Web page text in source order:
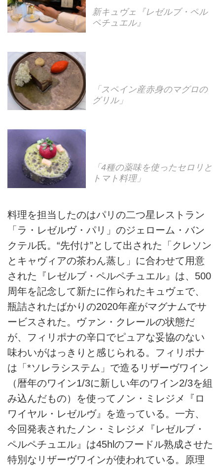
新キュヴェ『レゼルブ・ペル
ペチュエル』
「スペイン産赤身のマグロの
グリル」
「4種の薬味を使ったセロリと
トマト料理」
料理を担当したのはパリの二つ星レストラン
「ラ・レゼルヴ・パリ」のジェローム・バン
クテル氏。“先付け”として出された「クレソン
とキャヴィアの茶わん蒸し」に合わせて用意
された『レゼルブ・ペルペチュエル』は、500
周年を記念して新たに作られたキュヴェで、
瓶詰されたばかりの2020年産がマグナムでサ
ービスされた。ヴァン・クレールの状態だ
が、フィリポナの辛口でピュアな妥協のない
味わいがはっきりと感じられる。フィリポナ
は「*ソレラシステム」で造るリザーヴワイン
（暦年のワイン1/3に新しい年のワイン2/3を組
み込んだもの）を使ってノン・ミレジメ『ロ
ワイヤル・レゼルヴ』を造っている。一方、
今回発表されたノン・ミレジメ『レゼルブ・
ペルペチュエル』は45hlのフードル熟成させた
特別なリザーヴワインが使われている。原理